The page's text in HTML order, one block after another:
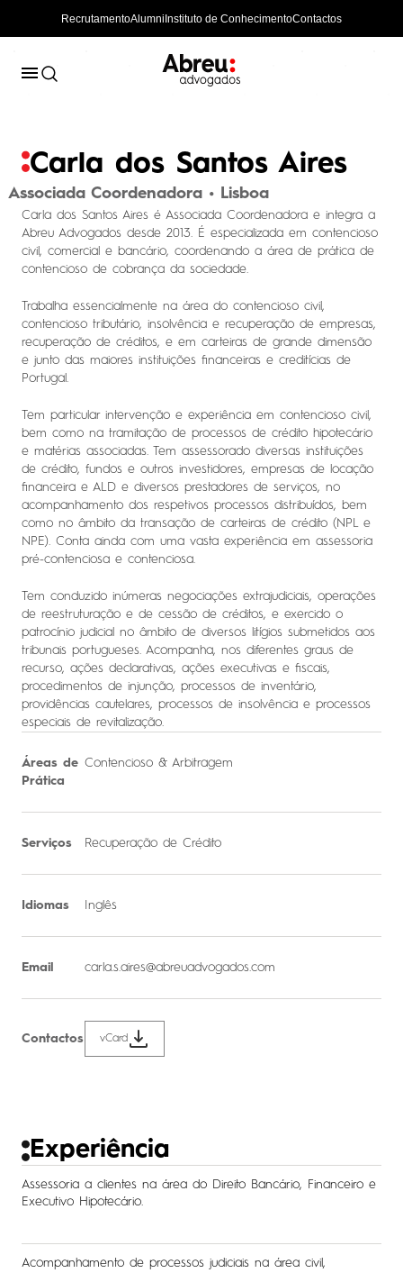
RecrutamentoAlumni Instituto de ConhecimentoContactos
Carla dos Santos Aires
Associada Coordenadora • Lisboa
Carla dos Santos Aires é Associada Coordenadora e integra a
Abreu Advogados desde 2013. É especializada em contencioso
civil, comercial e bancário, coordenando a área de prática de
contencioso de cobrança da sociedade.
Trabalha essencialmente na área do contencioso civil,
contencioso tributário, insolvência e recuperação de empresas,
recuperação de créditos, e em carteiras de grande dimensão
e junto das maiores instituições financeiras e creditícias de
Portugal.
Tem particular intervenção e experiência em contencioso civil,
bem como na tramitação de processos de crédito hipotecário
e matérias associadas. Tem assessorado diversas instituições
de crédito, fundos e outros investidores, empresas de locação
financeira e ALD e diversos prestadores de serviços, no
acompanhamento dos respetivos processos distribuídos, bem
como no âmbito da transação de carteiras de crédito (NPL e
NPE). Conta ainda com uma vasta experiência em assessoria
pré-contenciosa e contenciosa.
Tem conduzido inúmeras negociações extrajudiciais, operações
de reestruturação e de cessão de créditos, e exercido o
patrocínio judicial no âmbito de diversos litígios submetidos aos
tribunais portugueses. Acompanha, nos diferentes graus de
recurso, ações declarativas, ações executivas e fiscais,
procedimentos de injunção, processos de inventário,
providências cautelares, processos de insolvência e processos
especiais de revitalização.
Áreas de
Prática
Contencioso & Arbitragem
Serviços Recuperação de Crédito
Idiomas Inglês
Email carla.s.aires@abreuadvogados.com
Contactos vCard
Experiência
Assessoria a clientes na área do Direito Bancário, Financeiro e
Executivo Hipotecário.
Acompanhamento de processos judiciais na área civil,